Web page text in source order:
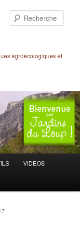
agroécologiques et
VIDEOS